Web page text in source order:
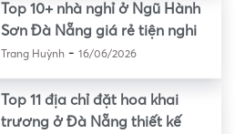
Top 10+ nhà nghỉ ở Ngũ Hành
Sơn Đà Nẵng giá rẻ tiện nghi
Trang Huỳnh- 16/06/2026
Top 11 địa chỉ đặt hoa khai
trương ở Đà Nẵng thiết kế